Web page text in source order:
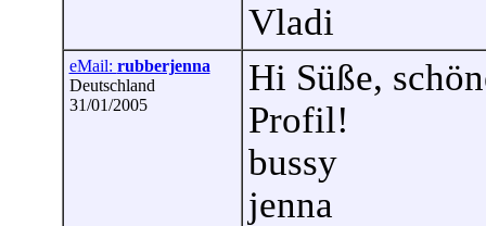
Vladi
eMail: rubberjenna
Deutschland
31/01/2005
Hi Süße,
Profil!
bussy
jenna